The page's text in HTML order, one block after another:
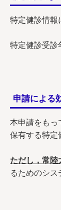
特定健診情報
特定健診受診
申請による
本申請をもっ
保有する特定
ただし，常陸
るためのシス